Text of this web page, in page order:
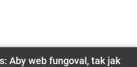
Aby web fungoval, tak jak